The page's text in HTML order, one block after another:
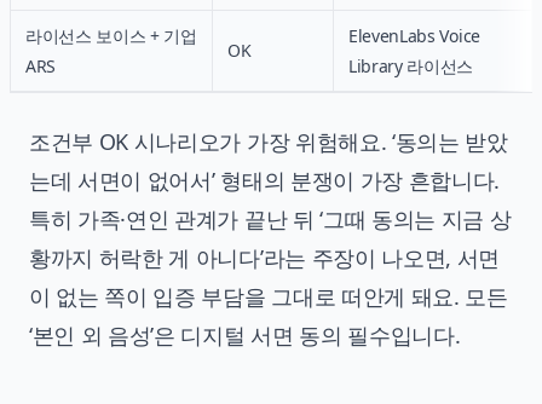
라이선스 보이스 + 기업
ARS
OK
ElevenLabs Voice
Library 라이선스
조건부 OK 시나리오가 가장 위험해요. ‘동의는 받았
는데 서면이 없어서’ 형태의 분쟁이 가장 흔합니다.
특히 가족·연인 관계가 끝난 뒤 ‘그때 동의는 지금 상
황까지 허락한 게 아니다’라는 주장이 나오면, 서면
이 없는 쪽이 입증 부담을 그대로 떠안게 돼요. 모든
‘본인 외 음성’은 디지털 서면 동의 필수입니다.